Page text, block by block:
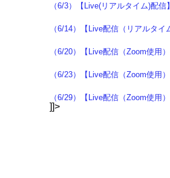
（6/3）【Live(リアルタイム)配
（6/14）【Live配信（リアルタ
（6/20）【Live配信（Zoom使用
（6/23）【Live配信（Zoom使用
（6/29）【Live配信（Zoom使用
]]>